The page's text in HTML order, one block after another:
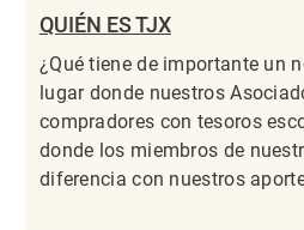
QUIÉN ES TJX
¿Qué tiene de importante un
lugar donde nuestros
compradores con tesoros
donde los miembros de
diferencia con nuestros